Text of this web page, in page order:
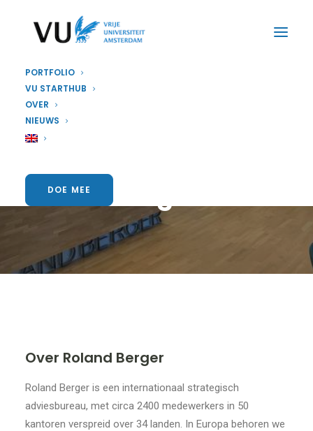
PORTFOLIO
VU STARTHUB
OVER
NIEUWS
DOE MEE
Onze partner Roland
Over Roland Berger
Roland Berger is een internationaal strategisch
adviesbureau, met circa 2400 medewerkers in 50
kantoren verspreid over 34 landen. In Europa behoren we